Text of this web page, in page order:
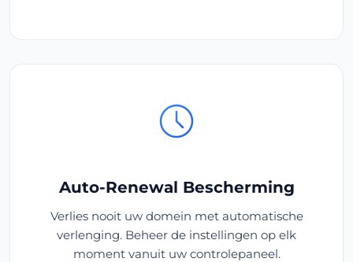
Auto-Renewal Bescherming
Verlies nooit uw domein met automatische
verlenging. Beheer de instellingen op elk
moment vanuit uw controlepaneel.